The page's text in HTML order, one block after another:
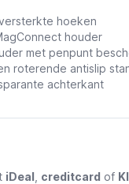
hoeken
houder
met penpunt
roterende antislip
achterkant
iDeal creditcard of